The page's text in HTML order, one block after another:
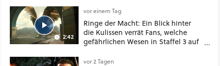
2:42
vor einem Tag
Ringe der Macht: Ein Blick hinter
die Kulissen verrät Fans, welche
gefährlichen Wesen in Staffel 3 auf
vor 2 Tagen